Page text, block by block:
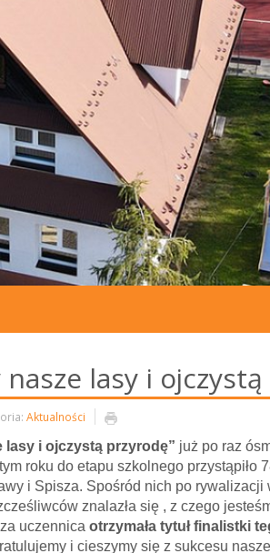
lasy i
Aktualności
lasy i ojczystą przyrodę” już po raz
roku do etapu szkolnego przystąpiło
i Spisza. Spośród nich po
znalazła się , z czego
uczennica otrzymała tytuł finalistki
i cieszymy się z sukcesu